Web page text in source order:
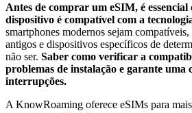
Antes de comprar um eSIM, é
dispositivo é compatível com a
smartphones modernos sejam
antigos e dispositivos específicos de
não ser. Saber como verificar a
problemas de instalação e garante uma
interrupções.
A KnowRoaming oferece eSIMs para